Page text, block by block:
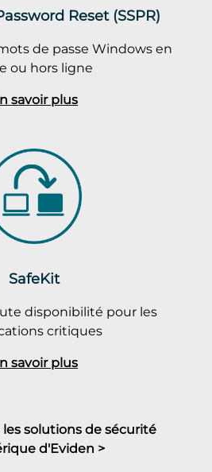
Reset (SSPR)
de passe Windows en
ou hors ligne
savoir plus
SafeKit
disponibilité pour les
critiques
savoir plus
les solutions de sécurité
d'Eviden >